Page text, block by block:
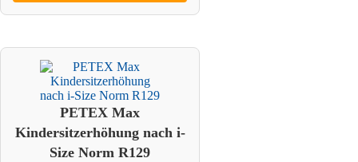
PETEX Max
Kindersitzerhöhung nach i-
Size Norm R129